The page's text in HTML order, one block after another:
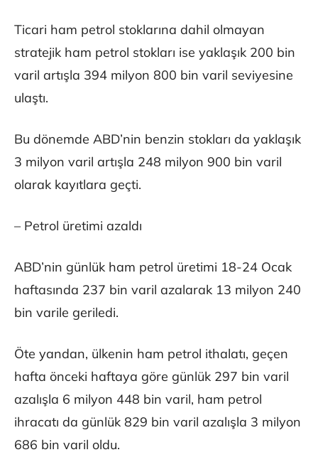
Ticari ham petrol stoklarına dahil olmayan
stratejik ham petrol stokları ise yaklaşık 200 bin
varil artışla 394 milyon 800 bin varil seviyesine
ulaştı.
Bu dönemde ABD’nin benzin stokları da yaklaşık
3 milyon varil artışla 248 milyon 900 bin varil
olarak kayıtlara geçti.
– Petrol üretimi azaldı
ABD’nin günlük ham petrol üretimi 18-24 Ocak
haftasında 237 bin varil azalarak 13 milyon 240
bin varile geriledi.
Öte yandan, ülkenin ham petrol ithalatı, geçen
hafta önceki haftaya göre günlük 297 bin varil
azalışla 6 milyon 448 bin varil, ham petrol
ihracatı da günlük 829 bin varil azalışla 3 milyon
686 bin varil oldu.